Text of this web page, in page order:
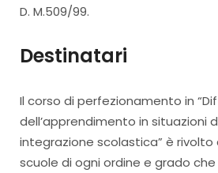
D. M.509/99.
Destinatari
Il corso di perfezionamento in
dell’apprendimento in situazioni
integrazione scolastica” è
scuole di ogni ordine e grado